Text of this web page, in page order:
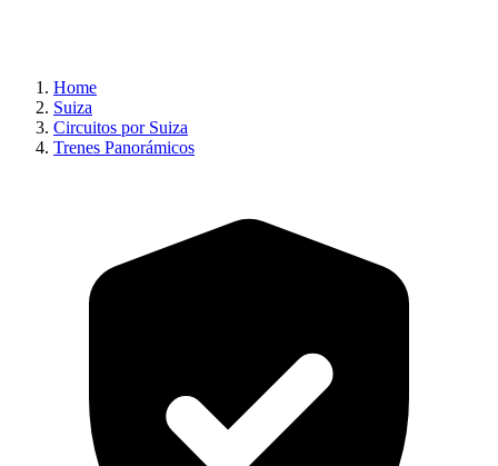
Home
Suiza
Circuitos por Suiza
Trenes Panorámicos